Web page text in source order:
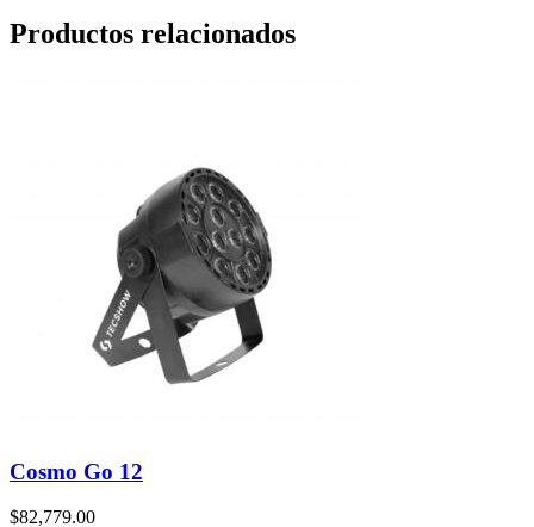
Productos relacionados
Cosmo Go 12
$82,779.00